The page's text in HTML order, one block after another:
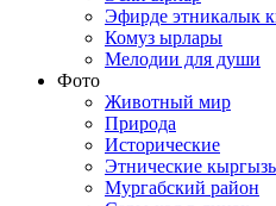
Эфирде этникалык
Комуз ырлары
Мелодии для души
Фото
Животный мир
Природа
Исторические
Этнические
Мургабский район